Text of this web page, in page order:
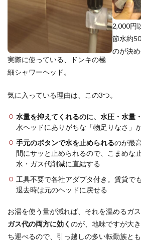
実際に使っている、ドンキの極
細シャワーヘッド。
2,000円
節水約
のが決め
気に入っている理由は、この3つ。
水量を抑えてくれるのに、水圧・水量
水ヘッドにありがちな「物足りなさ」
手元のボタンで水を止められるのが最
間にサッと止められるので、こまめな
水・ガス代削減に直結する
工具不要で各社アダプタ付き。賃貸で
退去時は元のヘッドに戻せる
お湯を使う量が減れば、それを温めるガス
ガス代の両方に効く のが、地味ですが大
ち運べるので、引っ越しの多い転勤族と